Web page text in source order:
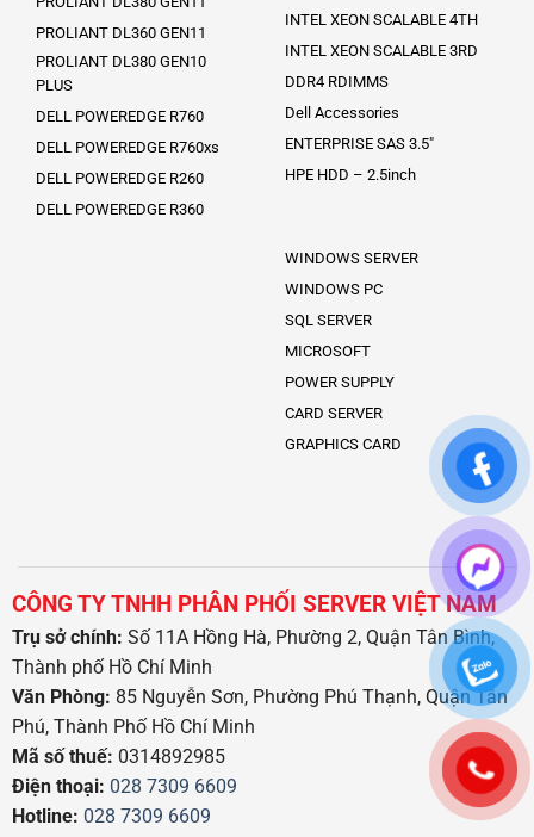
PROLIANT DL360 GEN11
PROLIANT DL380 GEN10
PLUS
DELL POWEREDGE R760
DELL POWEREDGE R760xs
DELL POWEREDGE R260
DELL POWEREDGE R360
INTEL XEON SCALABLE 4TH
INTEL XEON SCALABLE 3RD
DDR4 RDIMMS
Dell Accessories
ENTERPRISE SAS 3.5″
HPE HDD – 2.5inch
WINDOWS SERVER
WINDOWS PC
SQL SERVER
MICROSOFT
POWER SUPPLY
CARD SERVER
GRAPHICS CARD
CÔNG TY TNHH PHÂN PHỐI SERVER VIỆT NAM
Trụ sở chính: Số 11A Hồng Hà, Phường 2, Quận Tân Bình,
Thành phố Hồ Chí Minh
Văn Phòng: 85 Nguyễn Sơn, Phường Phú Thạnh, Quận Tân
Phú, Thành Phố Hồ Chí Minh
Mã số thuế: 0314892985
Điện thoại: 028 7309 6609
Hotline: 028 7309 6609